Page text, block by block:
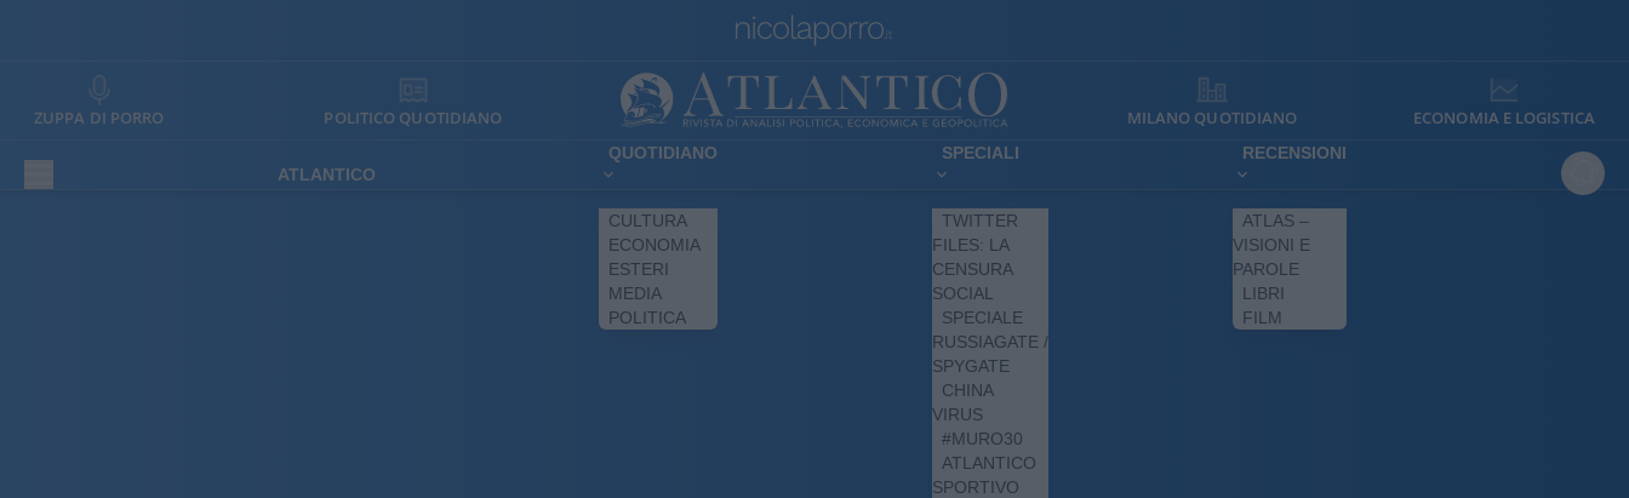
ZUPPA DI PORRO POLITICO QUOTIDIANO MILANO QUOTIDIANO ECONOMIA E LOGISTICA
ATLANTICO
QUOTIDIANO
CULTURA
ECONOMIA
ESTERI
MEDIA
POLITICA
SPECIALI
TWITTER
FILES: LA
CENSURA
SOCIAL
SPECIALE
RUSSIAGATE /
SPYGATE
CHINA
VIRUS
#MURO30
ATLANTICO
SPORTIVO
RECENSIONI
ATLAS –
VISIONI E
PAROLE
LIBRI
FILM